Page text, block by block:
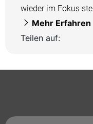
wieder im Fokus
Mehr Erfahren
Teilen auf: